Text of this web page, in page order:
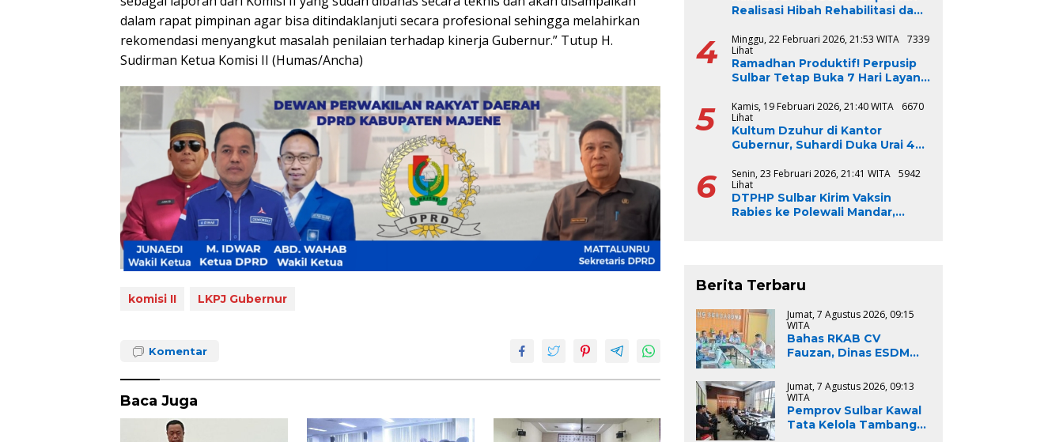
dalam rapat pimpinan agar bisa ditindaklanjuti secara profesional sehingga melahirkan
rekomendasi menyangkut masalah penilaian terhadap kinerja Gubernur.” Tutup H.
Sudirman Ketua Komisi II (Humas/Ancha)
komisi II LKPJ Gubernur
Komentar
Baca Juga
Realisasi Hibah Rehabilitasi dan
2024-2025, Capai 100 Persen
4 Minggu, 22 Februari 2026, 21:53 WITA
7339
Lihat
Ramadhan Produktif! Perpusip
Sulbar Tetap Buka 7 Hari Layani
5 Kamis, 19 Februari 2026, 21:40 WITA
6670
Lihat
Kultum Dzuhur di Kantor
Gubernur, Suhardi Duka Urai 4
6 Senin, 23 Februari 2026, 21:41 WITA
5942
Lihat
DTPHP Sulbar Kirim Vaksin
Rabies ke Polewali Mandar,
Berita Terbaru
Jumat, 7 Agustus 2026, 09:15
WITA
Bahas RKAB CV
Fauzan, Dinas ESDM
Kepatuhan Regulasi
dan Kelestarian
Lingkungan
Jumat, 7 Agustus 2026, 09:13
WITA
Pemprov Sulbar Kawal
Tata Kelola Tambang